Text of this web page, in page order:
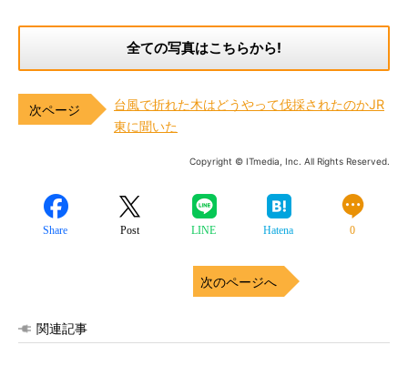
全ての写真はこちらから!
台風で折れた木はどうやって伐採されたのかJR
東に聞いた
Copyright © ITmedia, Inc. All Rights Reserved.
Share Post LINE Hatena 0
次のページへ
関連記事